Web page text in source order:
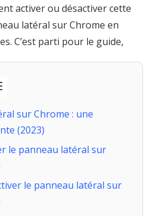
activer ou désactiver cette
latéral sur Chrome en
C’est parti pour le guide,
sur Chrome : une
(2023)
le panneau latéral sur
le panneau latéral sur